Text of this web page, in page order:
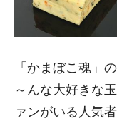
「かまぼこ魂」
～んな大好きな
ァンがいる人気者